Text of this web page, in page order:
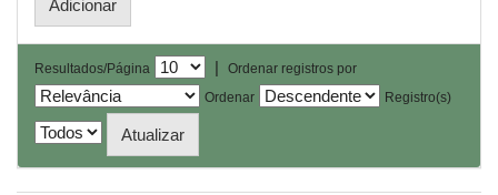
Resultados/Página |
Ordenar registros por
Ordenar
Registro(s)